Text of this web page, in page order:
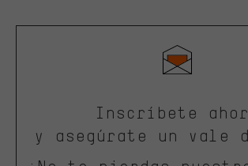
Inscríbete
y asegúrate un vale